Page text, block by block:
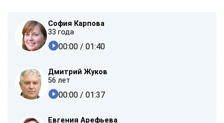
София Карпова
33 года
00:00 / 01:40
Дмитрий Жуков
56 лет
00:00 / 01:37
Евгения Арефьева